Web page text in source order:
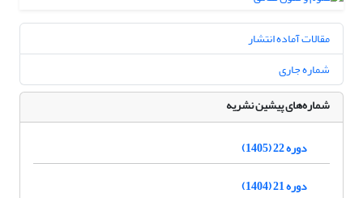
مقالات آماده انتشار
شماره جاری
شماره‌های پیشین نشریه
دوره 22 (1405)
دوره 21 (1404)